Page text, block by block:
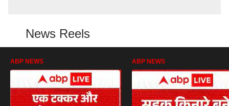
News Reels
ABP NEWS ABP NEWS